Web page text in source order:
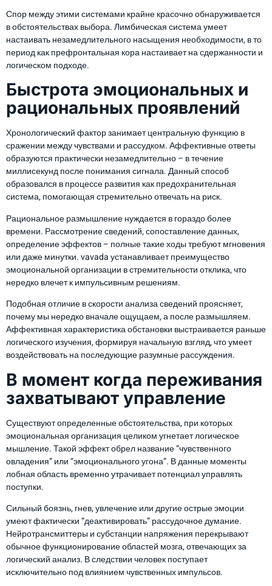
Спор между этими системами крайне красочно обнаруживается
в обстоятельствах выбора. Лимбическая система умеет
настаивать незамедлительного насыщения необходимости, в то
период как префронтальная кора настаивает на сдержанности и
логическом подходе.
Быстрота эмоциональных и
рациональных проявлений
Хронологический фактор занимает центральную функцию в
сражении между чувствами и рассудком. Аффективные ответы
образуются практически незамедлительно – в течение
миллисекунд после понимания сигнала. Данный способ
образовался в процессе развития как предохранительная
система, помогающая стремительно отвечать на риск.
Рациональное размышление нуждается в гораздо более
времени. Рассмотрение сведений, сопоставление данных,
определение эффектов – полные такие ходы требуют мгновения
или даже минутки. vavada устанавливает преимущество
эмоциональной организации в стремительности отклика, что
нередко влечет к импульсивным решениям.
Подобная отличие в скорости анализа сведений проясняет,
почему мы нередко вначале ощущаем, а после размышляем.
Аффективная характеристика обстановки выстраивается раньше
логического изучения, формируя начальную взгляд, что умеет
воздействовать на последующие разумные рассуждения.
В момент когда переживания
захватывают управление
Существуют определенные обстоятельства, при которых
эмоциональная организация целиком угнетает логическое
мышление. Такой эффект обрел название “чувственного
овладения” или “эмоционального угона”. В данные моменты
лобная область временно утрачивает потенциал управлять
поступки.
Сильный боязнь, гнев, увлечение или другие острые эмоции
умеют фактически “деактивировать” рассудочное думание.
Нейротрансмиттеры и субстанции напряжения перекрывают
обычное функционирование областей мозга, отвечающих за
логический анализ. В следствии человек поступает
исключительно под влиянием чувственных импульсов.